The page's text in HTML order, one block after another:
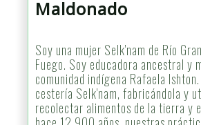
Maldonado
Soy una mujer Selk'nam de Río
Fuego. Soy educadora ancestral y
comunidad indígena Rafaela
cestería Selk'nam, fabricándola y
recolectar alimentos de la tierra y